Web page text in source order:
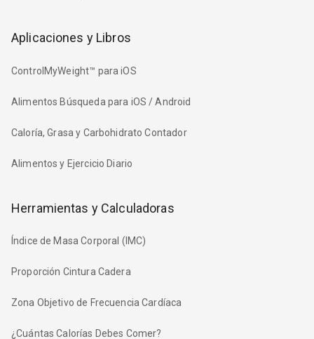
Aplicaciones y Libros
ControlMyWeight™ para iOS
Alimentos Búsqueda para iOS / Android
Caloría, Grasa y Carbohidrato Contador
Alimentos y Ejercicio Diario
Herramientas y Calculadoras
Índice de Masa Corporal (IMC)
Proporción Cintura Cadera
Zona Objetivo de Frecuencia Cardíaca
¿Cuántas Calorías Debes Comer?